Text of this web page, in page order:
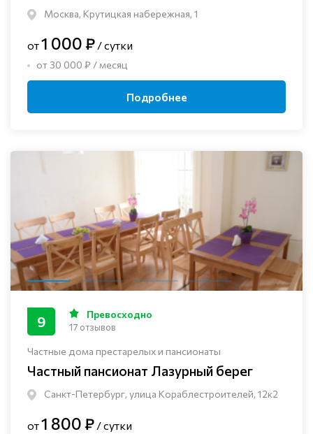
Москва, Крутицкая набережная, 1
от1 000 ₽ / сутки
от 30 000 ₽ / месяц
Подробнее
Частные дома престарелых и пансионаты
Частный пансионат Лазурный берег
Санкт-Петербург, улица Кораблестроителей, 12к2
9 Превосходно
17 отзывов
от1 800 ₽ / сутки